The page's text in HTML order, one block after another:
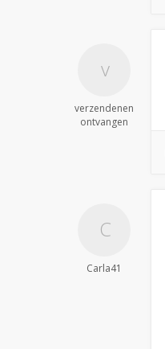
verzendenen
ontvangen
Carla41